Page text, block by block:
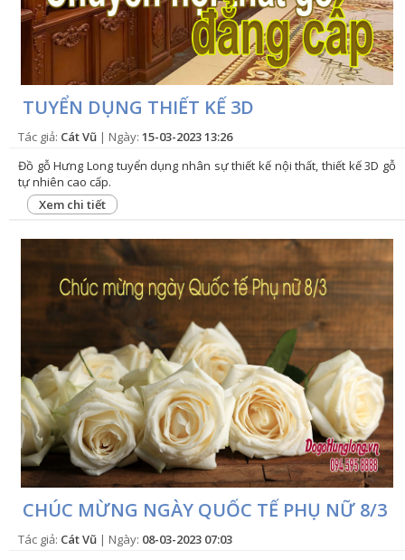
TUYỂN DỤNG THIẾT KẾ 3D
Tác giả: Cát Vũ | Ngày: 15-03-2023 13:26
Đồ gỗ Hưng Long tuyển dụng nhân sự thiết kế nội thất, thiết kế 3D gỗ
tự nhiên cao cấp.
Xem chi tiết
CHÚC MỪNG NGÀY QUỐC TẾ PHỤ NỮ 8/3
Tác giả: Cát Vũ | Ngày: 08-03-2023 07:03